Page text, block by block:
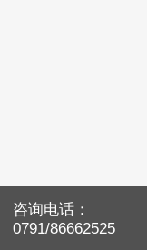
咨询电话：
0791/86662525
咨询电话：
0791/86662525